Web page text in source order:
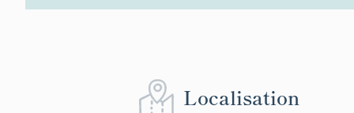
Localisation